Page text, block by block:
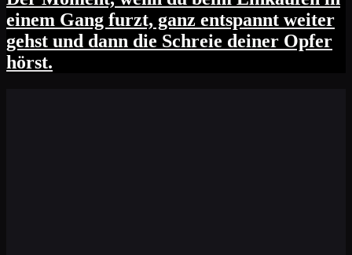
einem Gang furzt, ganz entspannt weiter
gehst und dann die Schreie deiner Opfer
hörst.